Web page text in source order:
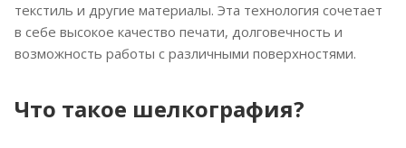
текстиль и другие материалы. Эта технология сочетает
в себе высокое качество печати, долговечность и
возможность работы с различными поверхностями.
Что такое шелкография?